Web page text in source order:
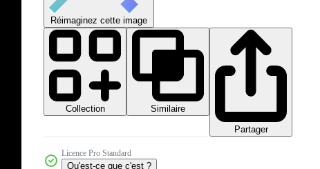
Réimaginez cette image
Collection
Similaire
Partager
Licence Pro Standard
Qu'est-ce que c'est ?